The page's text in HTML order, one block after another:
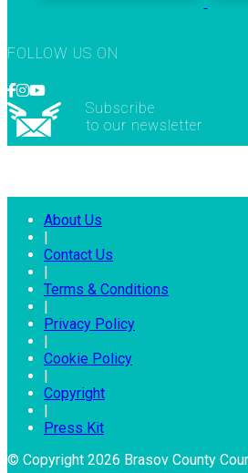
FOLLOW US ON
Subscribe
to our newsletter
About Us
|
Contact Us
|
Terms & Conditions
|
Privacy Policy
|
Cookie Policy
|
Copyright
|
Press Kit
© Copyright 2026 Brasov County